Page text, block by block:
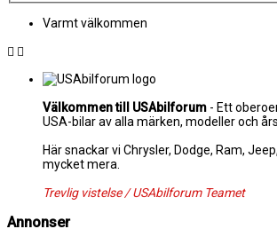
Varmt välkommen
Välkommen till USAbilforum - Ett
USA-bilar av alla märken, modeller och
Här snackar vi Chrysler, Dodge, Ram,
mycket mera.
Trevlig vistelse / USAbilforum Teamet
Annonser